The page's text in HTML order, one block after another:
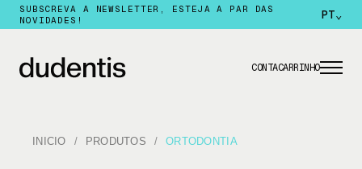
SUBSCREVA A NEWSLETTER, ESTEJA A PAR DAS
NOVIDADES!
PT⌄
CONTACARRINHO
INICIO PRODUTOS ORTODONTIA